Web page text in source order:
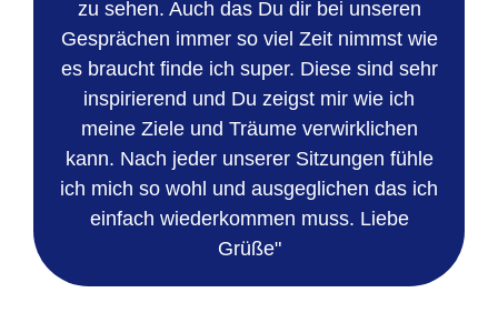
zu sehen. Auch das Du dir bei unseren
Gesprächen immer so viel Zeit nimmst wie
es braucht finde ich super. Diese sind sehr
inspirierend und Du zeigst mir wie ich
meine Ziele und Träume verwirklichen
kann. Nach jeder unserer Sitzungen fühle
ich mich so wohl und ausgeglichen das ich
einfach wiederkommen muss. Liebe
Grüße"